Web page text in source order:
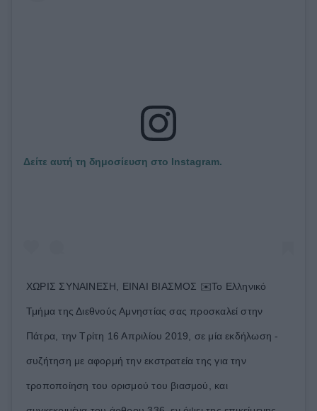
Δείτε αυτή τη δημοσίευση στο Instagram.
ΧΩΡΙΣ ΣΥΝΑΙΝΕΣΗ, ΕΙΝΑΙ ΒΙΑΣΜΟΣ ✉️Το Ελληνικό
Τμήμα της Διεθνούς Αμνηστίας σας προσκαλεί στην
Πάτρα, την Τρίτη 16 Απριλίου 2019, σε μία εκδήλωση -
συζήτηση με αφορμή την εκστρατεία της για την
τροποποίηση του ορισμού του βιασμού, και